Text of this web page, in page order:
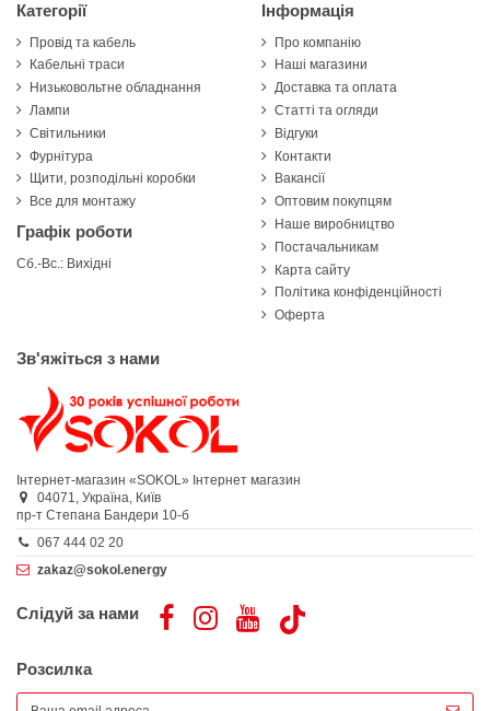
Категорії
Провід та кабель
Кабельні траси
Низьковольтне обладнання
Лампи
Світильники
Фурнітура
Щити, розподільні коробки
Все для монтажу
Графік роботи
Сб.-Вс.: Вихідні
Інформація
Про компанію
Наші магазини
Доставка та оплата
Статті та огляди
Відгуки
Контакти
Вакансії
Оптовим покупцям
Наше виробництво
Постачальникам
Карта сайту
Політика конфіденційності
Оферта
Зв'яжіться з нами
Інтернет-магазин «SOKOL» Інтернет магазин
04071, Україна, Київ
пр-т Степана Бандери 10-б
067 444 02 20
zakaz@sokol.energy
Слідуй за нами
Розсилка